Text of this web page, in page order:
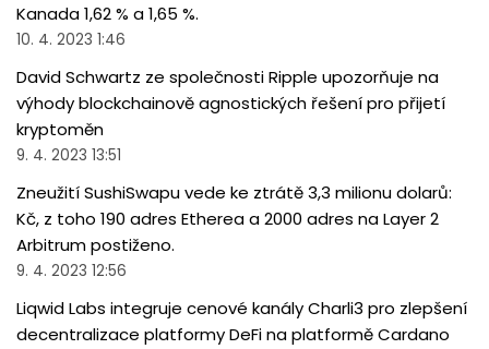
Kanada 1,62 % a 1,65 %.
10. 4. 2023 1:46
David Schwartz ze společnosti Ripple upozorňuje na
výhody blockchainově agnostických řešení pro přijetí
kryptoměn
9. 4. 2023 13:51
Zneužití SushiSwapu vede ke ztrátě 3,3 milionu dolarů:
Kč, z toho 190 adres Etherea a 2000 adres na Layer 2
Arbitrum postiženo.
9. 4. 2023 12:56
Liqwid Labs integruje cenové kanály Charli3 pro zlepšení
decentralizace platformy DeFi na platformě Cardano